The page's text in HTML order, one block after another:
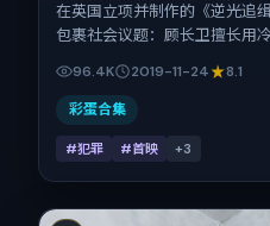
在英国立项并制作的《逆光追
包裹社会议题：顾长卫擅长用
24；片长97分钟；适合关注现
96.4K 2019-11-24 8.1
彩蛋合集
#犯罪 #首映 +3